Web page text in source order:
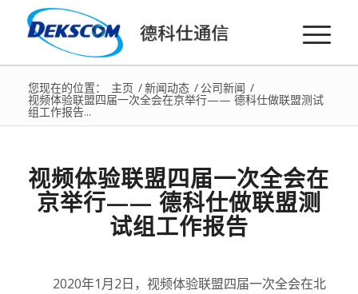
您现在的位置： 主页 /新闻动态 / 公司新闻 /
视频体验联盟四届一次全会在京举行—— 德科仕做联盟测试
组工作报告...
视频体验联盟四届一次全会在
京举行—— 德科仕做联盟测
试组工作报告
2020年1月2日，视频体验联盟四届一次全会在北